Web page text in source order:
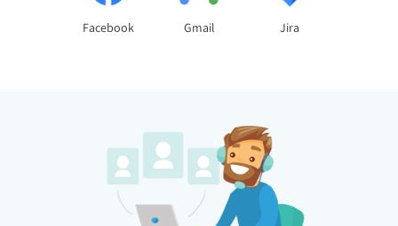
Jira
Gmail
Facebook